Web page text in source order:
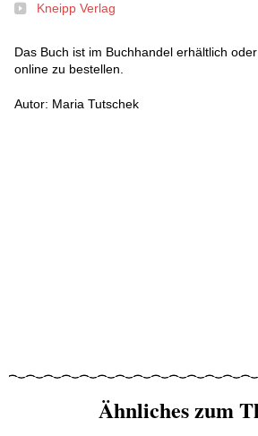
Kneipp Verlag
Das Buch ist im Buchhandel erhältlich
online zu bestellen.
Autor: Maria Tutschek
Ähnliches zum